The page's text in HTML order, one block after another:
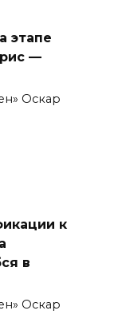
этапе
—
Оскар
к
в
Оскар